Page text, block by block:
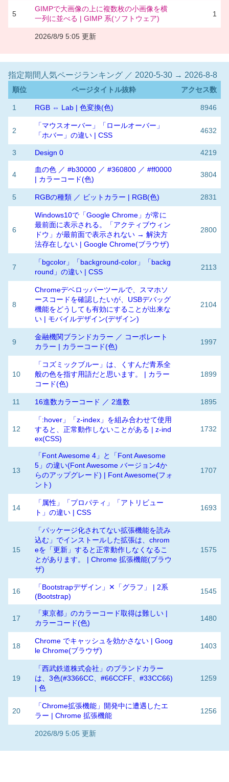
5
GIMPで大画像の上に複数枚の小画像を横
一列に並べる | GIMP 系(ソフトウェア)
1
2026/8/9 5:05 更新
指定期間人気ページランキング ／ 2020-5-30 → 2026-8-8
順位 ページタイトル抜粋 アクセス数
1 RGB ⇔ Lab | 色変換(色) 8946
2
「マウスオーバー」「ロールオーバー」
「ホバー」の違い | CSS
4632
3 Design 0 4219
4
血の色 ／ #b30000 ／ #360800 ／ #ff0000
| カラーコード(色)
3804
5 RGBの種類 ／ ビットカラー | RGB(色) 2831
6
Windows10で「Google Chrome」が常に
最前面に表示される。「アクティブウィン
ドウ」が最前面で表示されない → 解決方
法存在しない | Google Chrome(ブラウザ)
2800
7
「bgcolor」「background-color」「backg
round」の違い | CSS
2113
8
Chromeデベロッパーツールで、スマホソ
ースコードを確認したいが、USBデバッグ
機能をどうしても有効にすることが出来な
い | モバイルデザイン(デザイン)
2104
9
金融機関ブランドカラー ／ コーポレート
カラー | カラーコード(色)
1997
10
「コズミックブルー」は、くすんだ青系全
般の色を指す用語だと思います。 | カラー
コード(色)
1899
11 16進数カラーコード ／ 2進数 1895
12
「:hover」「z-index」を組み合わせて使用
すると、正常動作しないことがある | z-ind
ex(CSS)
1732
13
「Font Awesome 4」と「Font Awesome
5」の違い(Font Awesome バージョン4か
らのアップグレード) | Font Awesome(フォ
ント)
1707
14
「属性」「プロパティ」「アトリビュー
ト」の違い | CSS
1693
15
「パッケージ化されてない拡張機能を読み
込む」でインストールした拡張は、chrom
eを「更新」すると正常動作しなくなるこ
とがあります。 | Chrome 拡張機能(ブラウ
ザ)
1575
16
「Bootstrapデザイン」✕「グラフ」 | 2系
(Bootstrap)
1545
17
「東京都」のカラーコード取得は難しい |
カラーコード(色)
1480
18
Chrome でキャッシュを効かさない | Goog
le Chrome(ブラウザ)
1403
19
「西武鉄道株式会社」のブランドカラー
は、3色(#3366CC、#66CCFF、#33CC66)
| 色
1259
20
「Chrome拡張機能」開発中に遭遇したエ
ラー | Chrome 拡張機能
1256
2026/8/9 5:05 更新